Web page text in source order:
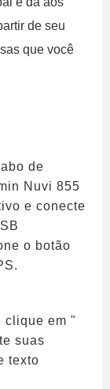
de seu
que você
de
Nuvi 855
e conecte
o botão
clique em "
suas
texto